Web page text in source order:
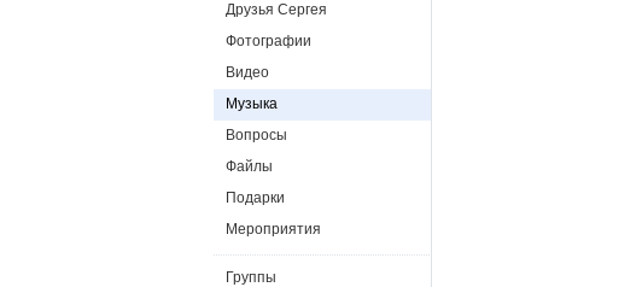
Друзья Сергея
Фотографии
Видео
Музыка
Вопросы
Файлы
Подарки
Мероприятия
Группы